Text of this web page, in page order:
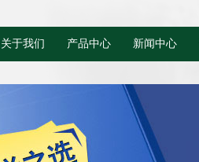
关于我们 产品中心 新闻中心